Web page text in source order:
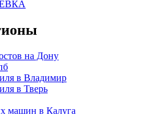
на Дону
в Владимир
в Тверь
машин в Калуга